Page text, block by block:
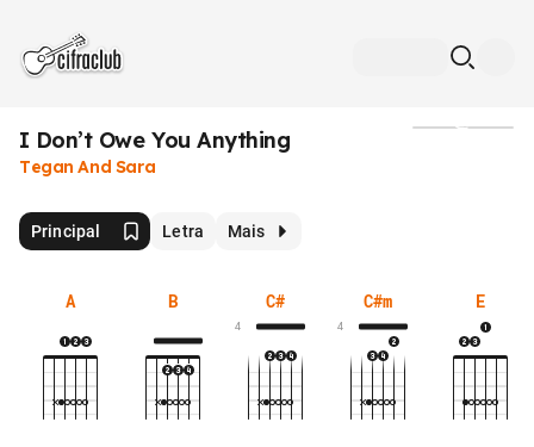
I Don’t Owe You Anything
Tegan And Sara
Principal Letra Mais
A B C#
4
C#m
4
E